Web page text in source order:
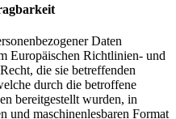
Daten
Europäischen Richtlinien- und
die sie betreffenden
durch die betroffene
bereitgestellt wurden, in
und maschinenlesbaren Format